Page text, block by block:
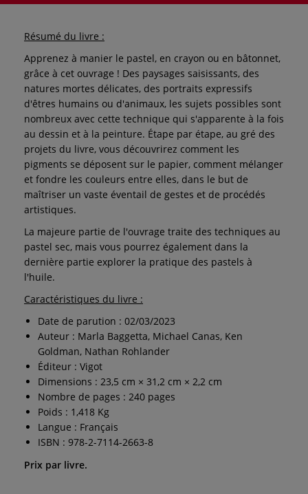
Résumé du livre :
Apprenez à manier le pastel, en crayon ou en bâtonnet,
grâce à cet ouvrage ! Des paysages saisissants, des
natures mortes délicates, des portraits expressifs
d'êtres humains ou d'animaux, les sujets possibles sont
nombreux avec cette technique qui s'apparente à la fois
au dessin et à la peinture. Étape par étape, au gré des
projets du livre, vous découvrirez comment les
pigments se déposent sur le papier, comment mélanger
et fondre les couleurs entre elles, dans le but de
maîtriser un vaste éventail de gestes et de procédés
artistiques.
La majeure partie de l'ouvrage traite des techniques au
pastel sec, mais vous pourrez également dans la
dernière partie explorer la pratique des pastels à
l'huile.
Caractéristiques du livre :
Date de parution : 02/03/2023
Auteur : Marla Baggetta, Michael Canas, Ken
Goldman, Nathan Rohlander
Éditeur : Vigot
Dimensions : 23,5 cm × 31,2 cm × 2,2 cm
Nombre de pages : 240 pages
Poids : 1,418 Kg
Langue : Français
ISBN : 978-2-7114-2663-8
Prix par livre.